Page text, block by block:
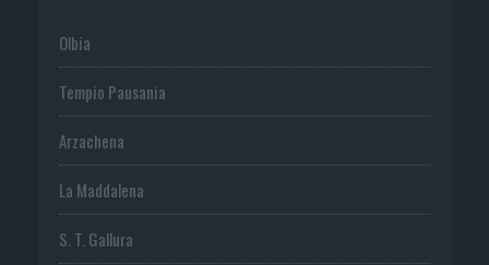
Olbia
Tempio Pausania
Arzachena
La Maddalena
S. T. Gallura